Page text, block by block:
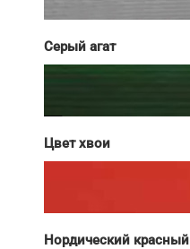
Серый агат
Цвет хвои
Нордический красный